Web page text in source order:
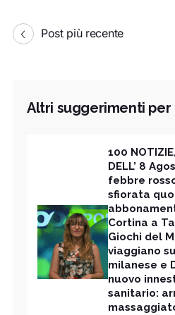
Post più recente
Altri suggerimenti per
100
DELL’ 8
febbre
sfiorata
Cortina a
Giochi del
viaggiano
milanese e
nuovo
sanitario: